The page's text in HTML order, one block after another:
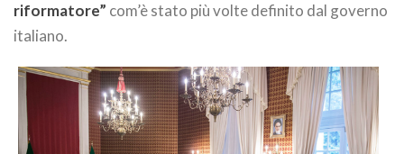
riformatore” com’è stato più volte definito dal governo
italiano.